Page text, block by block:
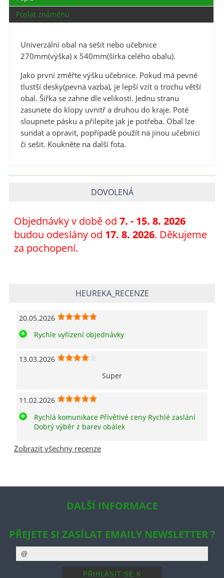
Poslat známénu
Univerzální obal na sešit nebo učebnice
270mm(výška) x 540mm(šírka celého obalu).
Jako první změřte výšku učebnice. Pokud má pevné
tlustší desky(pevná vazba), je lepší vzít o trochu větší
obal. Šířka se zahne dle velikosti. Jednu stranu
zasunete do klopy uvnitř a druhou do kraje. Poté
sloupnete pásku a přilepíte jak je potřeba. Obal lze
sundat a opravit, popřípadě použít na jinou učebnici
či sešit. Koukněte na další fota.
DOVOLENÁ
Objednávky v době od 7. - 15. 8. 2026
budou odeslány od 17. 8. 2026. Děkujeme
za pochopení.
HEUREKA_RECENZE
20.05.2026
Rychle vyřízení objednávky
13.03.2026
Super
11.02.2026
Rychlá komunikace Přívětivé ceny Rychlé zaslání
Dobrý výběr z barev obálek
Zobrazit všechny recenze
DALŠÍ INFORMACE
PŘEJETE SI ZASÍLAT EMAILY NEWSLETTER ?